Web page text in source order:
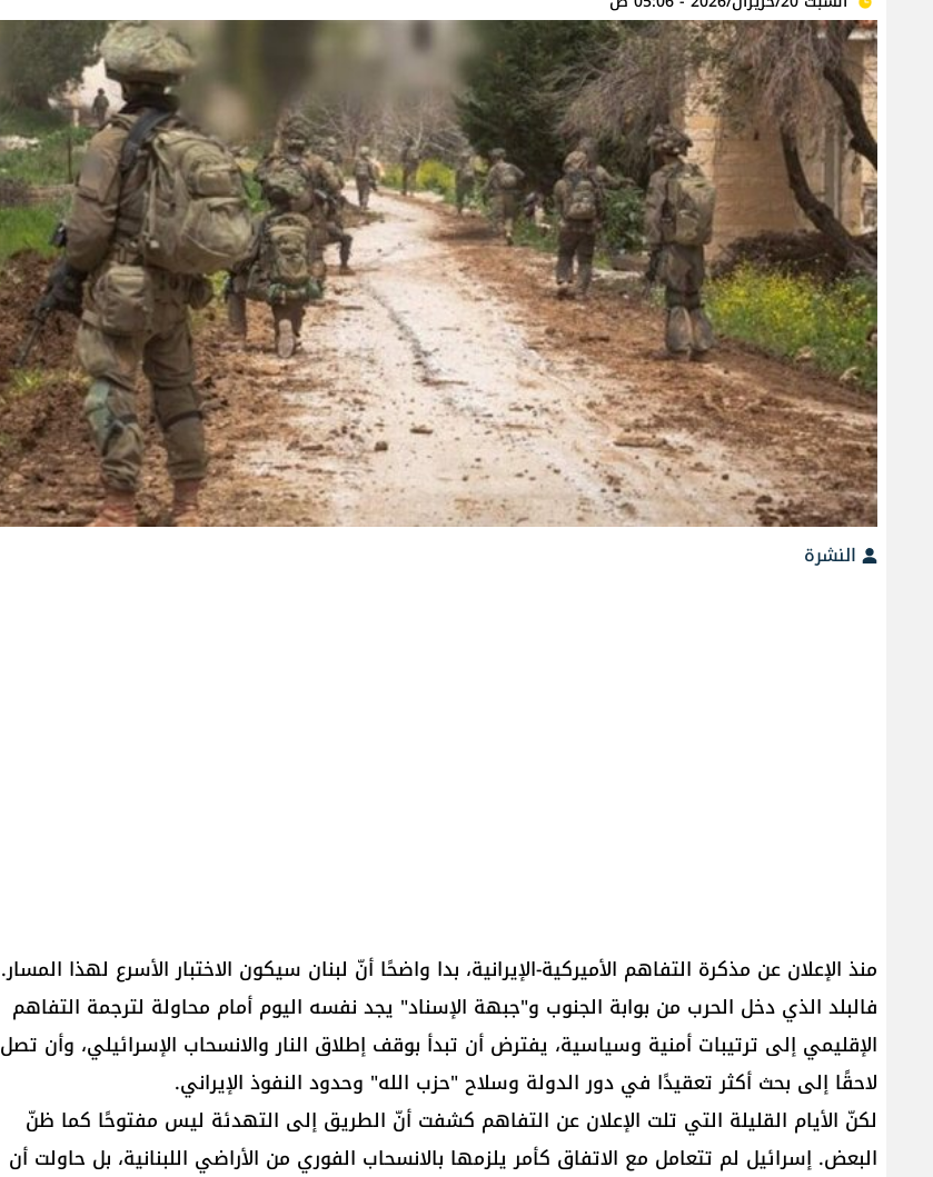
النشرة
منذ الإعلان عن مذكرة التفاهم الأميركية-الإيرانية، بدا واضحًا أنّ ​لبنان​ سيكون الاختبار الأسرع لهذا المسار.
فالبلد الذي دخل الحرب من بوابة الجنوب و"​جبهة الإسناد​" يجد نفسه اليوم أمام محاولة لترجمة التفاهم
الإقليمي إلى ترتيبات أمنية وسياسية، يفترض أن تبدأ بوقف إطلاق النار و​الانسحاب الإسرائيلي​، وأن تصل
لاحقًا إلى بحث أكثر تعقيدًا في دور الدولة وسلاح "​حزب الله​" وحدود النفوذ الإيراني.
لكنّ الأيام القليلة التي تلت الإعلان عن التفاهم كشفت أنّ الطريق إلى التهدئة ليس مفتوحًا كما ظنّ
البعض. إسرائيل لم تتعامل مع الاتفاق كأمر يلزمها بالانسحاب الفوري من الأراضي اللبنانية، بل حاولت أن